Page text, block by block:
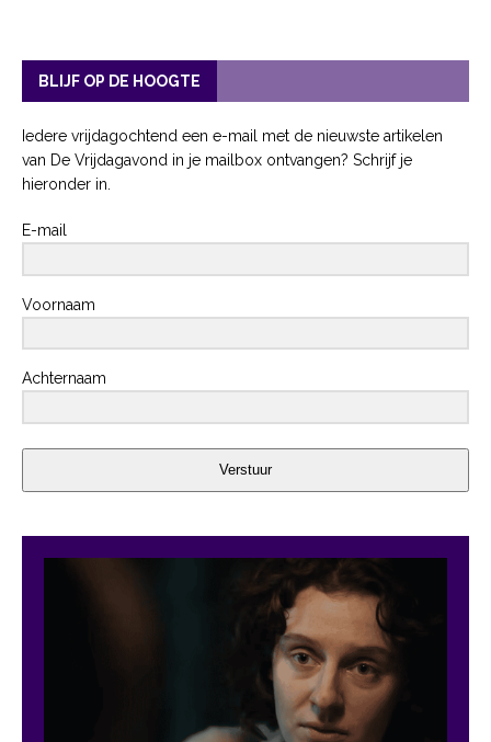
BLIJF OP DE HOOGTE
Iedere vrijdagochtend een e-mail met de nieuwste artikelen
van De Vrijdagavond in je mailbox ontvangen? Schrijf je
hieronder in.
E-mail
Voornaam
Achternaam
Verstuur